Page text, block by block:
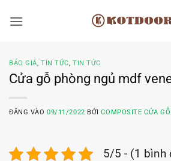
qua
BÁO GIÁ,TIN TỨC,TIN TỨC
Cửa gỗ phòng ngủ mdf
ĐĂNG VÀO09/11/2022 BỞICOMPOSITE CỬA
5/5 - (1 bình